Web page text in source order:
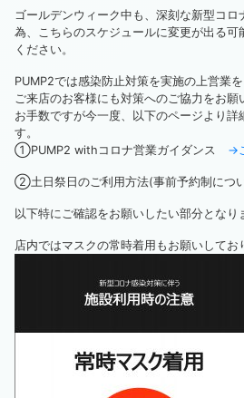
ゴールデンウィーク中も、深刻な新型コロ
為、こちらのスケジュールに変更が出る
ください。
PUMP2では感染防止対策を実施の上営業を
ご来店のお客様にも対策へのご協力をお願
お手数ですが今一度、以下のページより詳
す。
①PUMP2 withコロナ営業ガイダンス →
②土日祭日のご利用方法(事前予約制につ
以下特にご確認をお願いしたい部分となり
店内ではマスクの常時着用もお願いしてお